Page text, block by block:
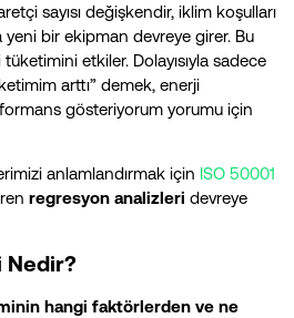
sayısı değişkendir, iklim koşulları
bir ekipman devreye girer. Bu
etkiler. Dolayısıyla sadece
arttı” demek, enerji
gösteriyorum yorumu için
anlamlandırmak için ISO 50001
regresyon analizleri devreye
Nedir?
hangi faktörlerden ve ne